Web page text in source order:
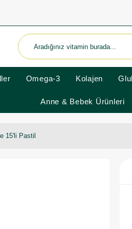
Omega-3 Kolajen
Anne & Bebek Ürünleri
15'li Pastil